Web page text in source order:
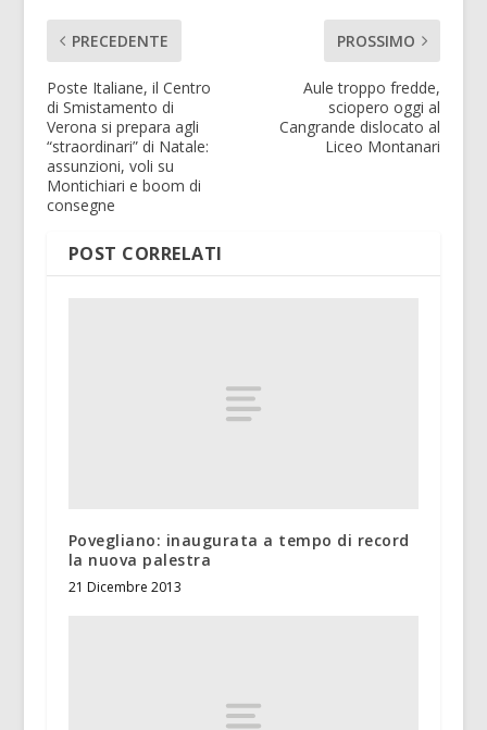
PRECEDENTE
Poste Italiane, il Centro
di Smistamento di
Verona si prepara agli
“straordinari” di Natale:
assunzioni, voli su
Montichiari e boom di
consegne
PROSSIMO
Aule troppo fredde,
sciopero oggi al
Cangrande dislocato al
Liceo Montanari
POST CORRELATI
Povegliano: inaugurata a tempo di record
la nuova palestra
21 Dicembre 2013